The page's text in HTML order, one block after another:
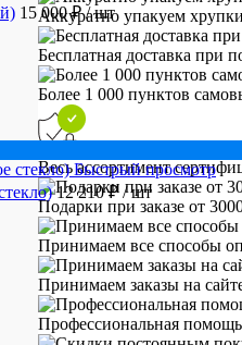
15 000 ₽/ шт
Быстрый просмотр
12 210 ₽/ шт
Аккуратно упакуем
Бесплатная доставка при
Более 1 000 пунктов
Весь ассортимент
Подарки при заказе от
Принимаем все способы
Принимаем заказы на
Профессиональная